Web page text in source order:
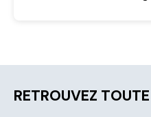
RETROUVEZ